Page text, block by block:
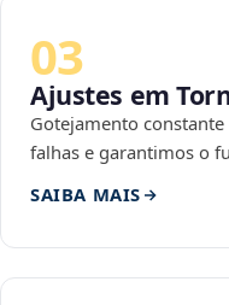
03
Ajustes em
Gotejamento
falhas e garantimos o
SAIBA MAIS